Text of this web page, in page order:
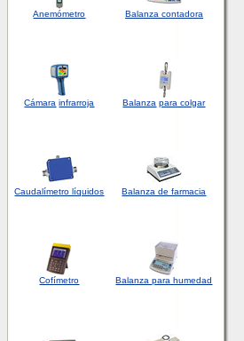
Anemómetro Balanza contadora
Cámara infrarroja Balanza para colgar
Caudalímetro líquidos Balanza de farmacia
Cofímetro Balanza para humedad